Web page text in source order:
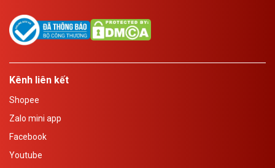
Kênh liên kết
Shopee
Zalo mini app
Facebook
Youtube